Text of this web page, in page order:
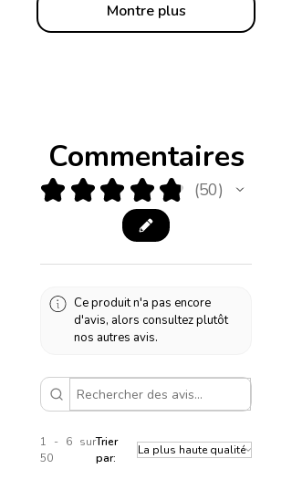
Montre plus
Commentaires
★ ★ ★ ★ ★ 50
50
Ce produit n'a pas encore
d'avis, alors consultez plutôt
nos autres avis.
1 - 6 sur
50
Trier
par: